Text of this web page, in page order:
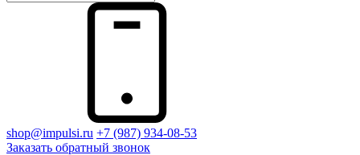
shop@impulsi.ru +7 (987) 934-08-53
Заказать обратный звонок